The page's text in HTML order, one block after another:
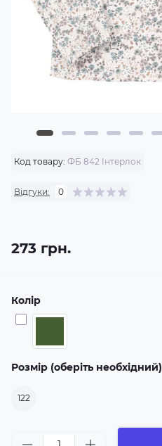
Код товару: ФБ 842 Інтерлок
Відгуки: 0
273 грн.
Колір
Розмір (оберіть необхідний)
122